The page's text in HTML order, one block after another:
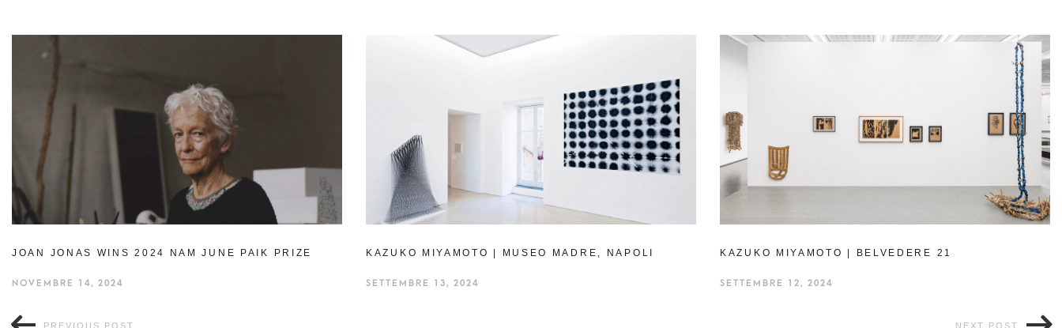
JOAN JONAS WINS 2024 NAM JUNE PAIK PRIZE
NOVEMBRE 14, 2024
KAZUKO MIYAMOTO | MUSEO MADRE, NAPOLI
SETTEMBRE 13, 2024
KAZUKO MIYAMOTO | BELVEDERE 21
SETTEMBRE 12, 2024
PREVIOUS POST NEXT POST